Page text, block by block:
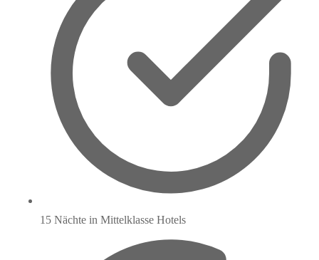
15 Nächte in Mittelklasse Hotels